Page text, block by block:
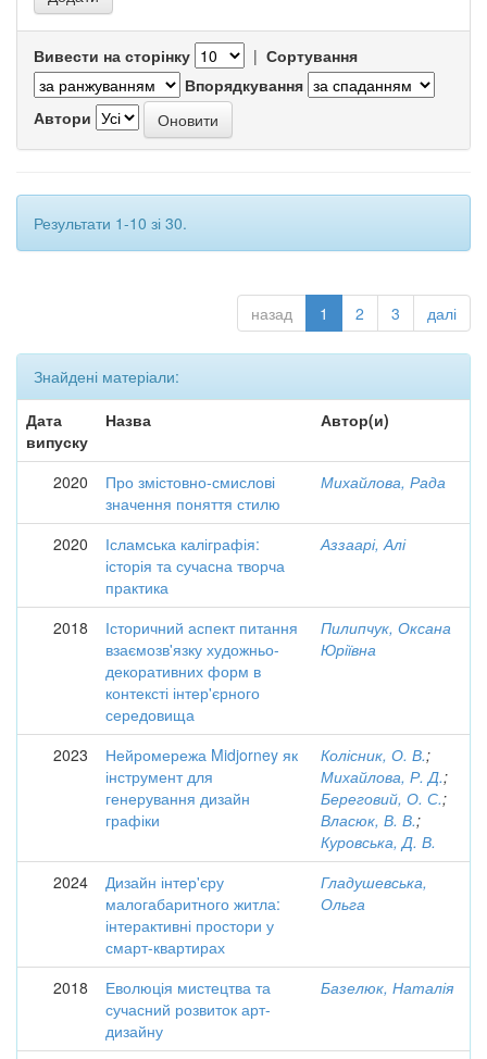
Вивести на сторінку | Сортування
Впорядкування
Автори
Результати 1-10 зі 30.
назад 1 2 3 далі
Знайдені матеріали:
Дата
випуску
Назва Автор(и)
2020
Про змістовно-смислові
значення поняття стилю
Михайлова, Рада
2020
Ісламська каліграфія:
історія та сучасна творча
практика
Аззаарі, Алі
2018
Історичний аспект питання
взаємозв'язку художньо-
декоративних форм в
контексті інтер'єрного
середовища
Пилипчук, Оксана
Юріївна
2023
Нейромережа Midjorney як
інструмент для
генерування дизайн
графіки
Колісник, О. В.;
Михайлова, Р. Д.;
Береговий, О. С.;
Власюк, В. В.;
Куровська, Д. В.
2024
Дизайн інтер'єру
малогабаритного житла:
інтерактивні простори у
смарт-квартирах
Гладушевська,
Ольга
2018
Еволюція мистецтва та
сучасний розвиток арт-
дизайну
Базелюк, Наталія